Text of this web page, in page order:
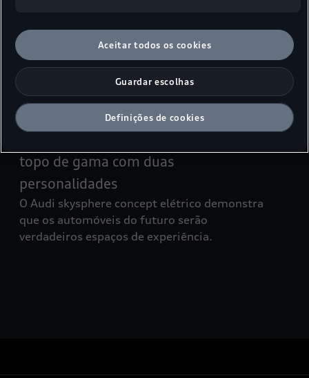
Com o Use Case “Health", pode ser
selecionado um programa de bem-estar no
Audi urbansphere concept1 que transforma o
veículo num espaço especial de relaxamento.
topo de gama com duas
personalidades
O Audi skysphere concept elétrico demonstra
que os automóveis do futuro serão
verdadeiros espaços de experiência.
Aceitar todos os cookies
Guardar escolhas
Definições de cookies